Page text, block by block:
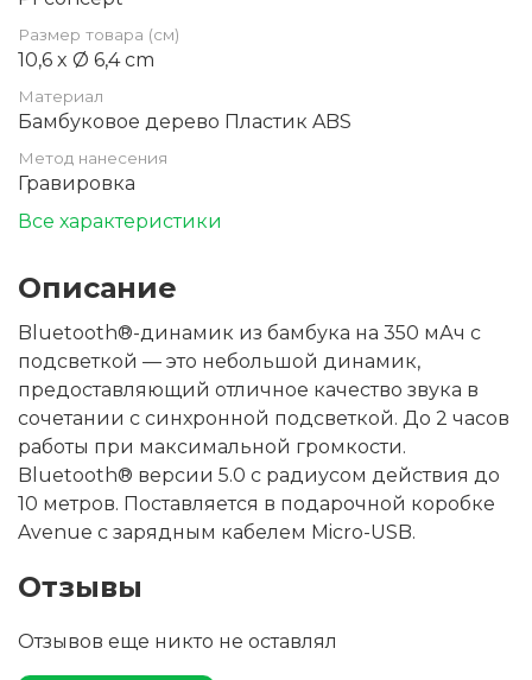
Размер товара (см)
10,6 x Ø 6,4 cm
Материал
Бамбуковое дерево Пластик ABS
Метод нанесения
Гравировка
Все характеристики
Описание
Bluetooth®-динамик из бамбука на 350 мАч с
подсветкой — это небольшой динамик,
предоставляющий отличное качество звука в
сочетании с синхронной подсветкой. До 2 часов
работы при максимальной громкости.
Bluetooth® версии 5.0 с радиусом действия до
10 метров. Поставляется в подарочной коробке
Avenue с зарядным кабелем Micro-USB.
Отзывы
Отзывов еще никто не оставлял